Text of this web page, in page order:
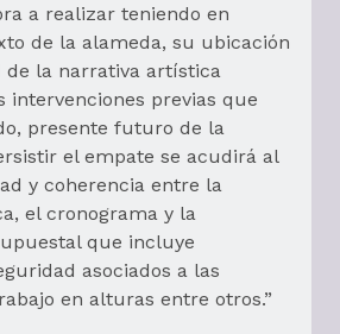
a realizar teniendo en
de la alameda, su ubicación
de la narrativa artística
intervenciones previas que
presente futuro de la
el empate se acudirá al
y coherencia entre la
el cronograma y la
que incluye
asociados a las
en alturas entre otros.”